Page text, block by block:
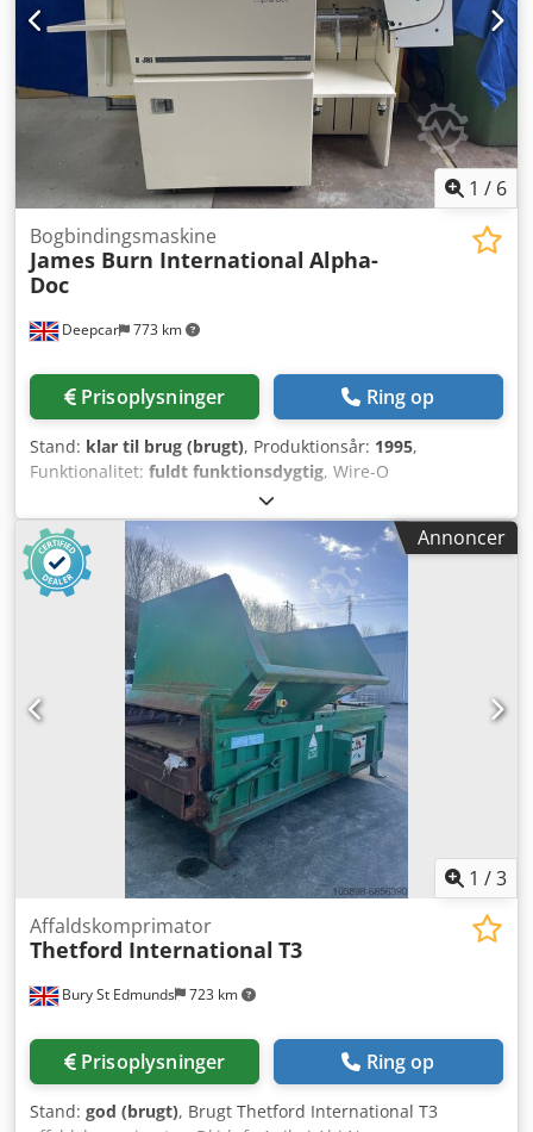
1 / 6
Deepcar 773 km
Bogbindingsmaskine
James Burn International Alpha-
Doc
Prisoplysninger Ring op
Stand: klar til brug (brugt), Produktionsår: 1995,
Funktionalitet: fuldt funktionsdygtig, Wire-O
indbindingsmaskine med automatisk papirstansning til A4-
og A5-ark. Maks. arkstørrelse: 360 mm x 330 mm Min.
arkstørrelse: 138 mm x 138 mm Papirkvalitet: 50 g/m² op til
350 g/m² Stansekapacitet: Op til 30.000 – 40.000 ark i timen
Justerbar arkløft: 0,5 mm til 1 mm Strømforsyning: 230 V, 1-
faset, 50 Hz Andre indbindingsformer tilgængelige efter
forespørgsel, f.eks. spiralindbinding, kamindbinding,
hulningsmaskiner og spiralbinding (pris på forespørgsel).
Dksdotx Ux Ropfx An Njr
Annoncer
1 /3
Bury St Edmunds 723 km
Affaldskomprimator
Thetford International T3
Prisoplysninger Ring op
Stand: god (brugt), Brugt Thetford International T3